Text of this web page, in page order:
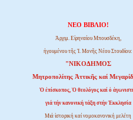
ΝΕΟ ΒΙΒΛΙΟ!
Ἀρχιμ. Εἰρηναίου Μπουσδέκη,
ἡγουμένου τῆς Ἱ. Μονῆς Νέου Στουδίου:
"ΝΙΚΟΔΗΜΟΣ
Μητροπολίτης Ἀττικῆς καί
Ὁ ἐπίσκοπος, Ὁ θεολόγος καί ὁ
γιά τήν κανονική τάξη στήν Ἐκκλησία
Μιά ἱστορική καί νομοκανονική μελέτη